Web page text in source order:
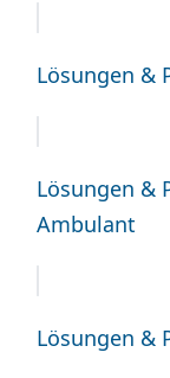
Lösungen &
Lösungen &
Ambulant
Lösungen &